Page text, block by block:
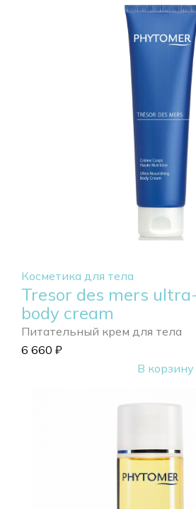
Косметика для тела
Tresor des mers
body cream
Питательный крем для тела
6 660 ₽
В корзину